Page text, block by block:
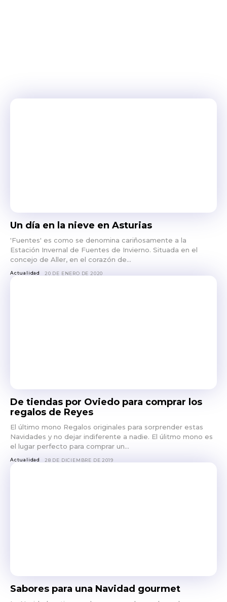
Un día en la nieve en Asturias
'Fuentes' es como se denomina cariñosamente a la
Estación Invernal de Fuentes de Invierno. Situada en el
concejo de Aller, en el corazón de...
Actualidad 20 DE ENERO DE 2020
De tiendas por Oviedo para comprar los
regalos de Reyes
El último mono Regalos originales para sorprender estas
Navidades y no dejar indiferente a nadie. El úlitmo mono es
el lugar perfecto para comprar un...
Actualidad 28 DE DICIEMBRE DE 2019
Sabores para una Navidad gourmet